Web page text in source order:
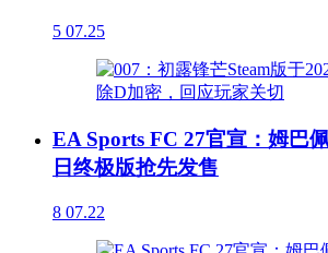
5 07.25
EA Sports FC 27官宣：姆巴
日终极版抢先发售
8 07.22